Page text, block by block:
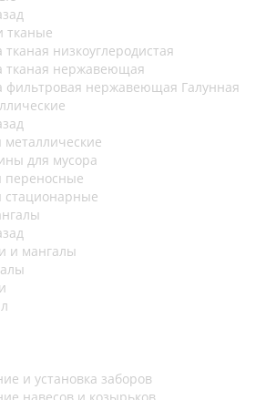
тканые
тканая низкоуглеродистая
тканая нержавеющая
фильтровая нержавеющая Галунная
для мусора
и мангалы
и установка заборов